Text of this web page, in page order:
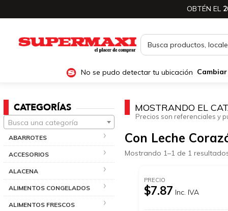
OBTÉN EL
No se pudo detectar tu ubicación Cambiar
CATEGORÍAS
Busca una categoría
ABARROTES
ACCESORIOS
ALACENA
ALIMENTOS CONGELADOS
ALIMENTOS FRESCOS
MOSTRANDO EL
Precios son referenciales y
Con Leche
Mostrando 1–1 de 1
PRECIO
$7.87 Inc. IVA